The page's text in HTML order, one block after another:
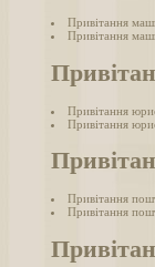
Привітання
Привітання
Привітання
Привітання
Привітання
Привітання